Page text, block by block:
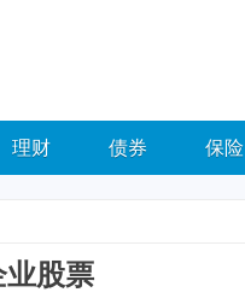
理财 债券 保险
业股票